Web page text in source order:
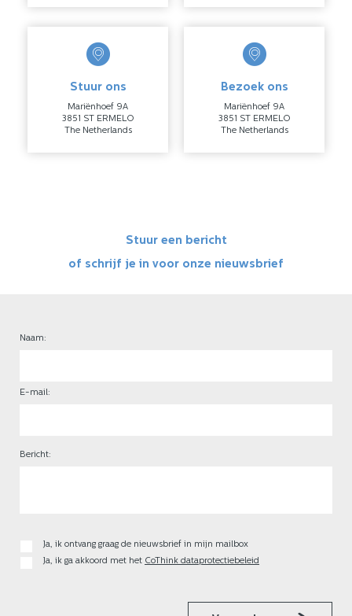
Stuur ons
Mariënhoef 9A
3851 ST ERMELO
The Netherlands
Bezoek ons
Mariënhoef 9A
3851 ST ERMELO
The Netherlands
Stuur een bericht
of schrijf je in voor onze nieuwsbrief
Naam:
E-mail:
Bericht:
Ja, ik ontvang graag de nieuwsbrief in mijn mailbox
Ja, ik ga akkoord met het CoThink dataprotectiebeleid